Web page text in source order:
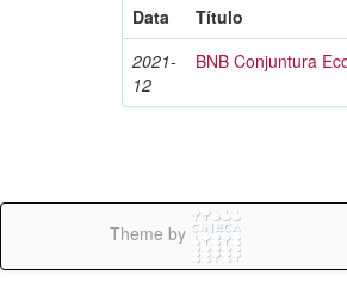
Data
Título
2021-
12
BNB Conjuntura
Theme by